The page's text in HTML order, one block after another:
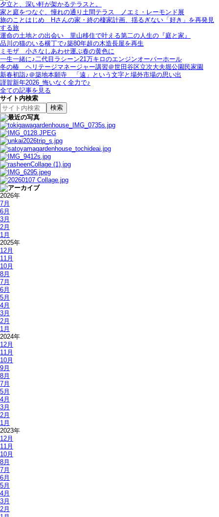
夕立と、深い軒が架かるテラスと。
家と庭をつなぐ、憧れの通り土間テラス＿ノエミ・レーモンド展
旅のことはじめ＿Hさんの家・終の棲家計画、揺るぎない「好き」を再発見
する旅
運命の土地との出会い＿里山移住で叶える第二の人生の『庭と家』
品川の猫のいる横丁で♪築80年超の木造長屋を再生
ミモザ＿小さなしあわせ運ぶ春の黄色に
一生一緒に♪二代目ラシーン21万キロのエンジンオーバーホール
冬の椿＿ヘリテージマネージャー講習＠世田谷区立次大夫堀公園民家園
新春初詣♪＠築地本願寺＿「遠」という文字と場外市場の思い出
謹賀新年2026_悔いなく全力で♪
全ての記事を見る
サイト内検索
2026年
7月
6月
3月
2月
1月
2025年
12月
11月
10月
8月
7月
6月
5月
4月
3月
2月
1月
2024年
12月
11月
10月
9月
8月
7月
5月
4月
3月
2月
1月
2023年
12月
11月
10月
8月
7月
6月
5月
4月
3月
2月